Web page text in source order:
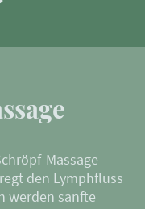
Massage
den Lymphfluss
werden sanfte